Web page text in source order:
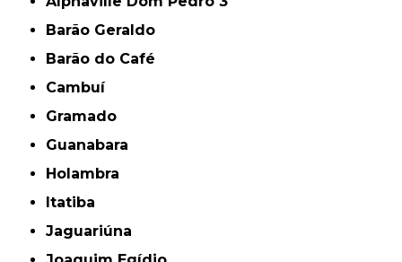
Barão Geraldo
Barão do Café
Cambuí
Gramado
Guanabara
Holambra
Itatiba
Jaguariúna